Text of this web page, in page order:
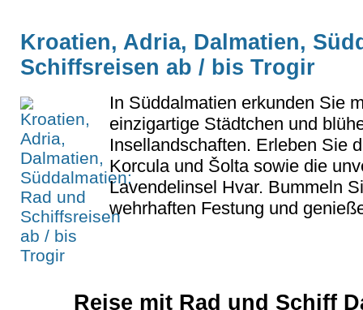
Kroatien, Adria, Dalmatien,
Schiffsreisen ab / bis Trogir
In Süddalmatien erkunden Sie
einzigartige Städtchen und
Insellandschaften. Erleben Sie
Korcula und Šolta sowie die
Lavendelinsel Hvar. Bummeln
wehrhaften Festung und
Reise mit Rad und Schiff